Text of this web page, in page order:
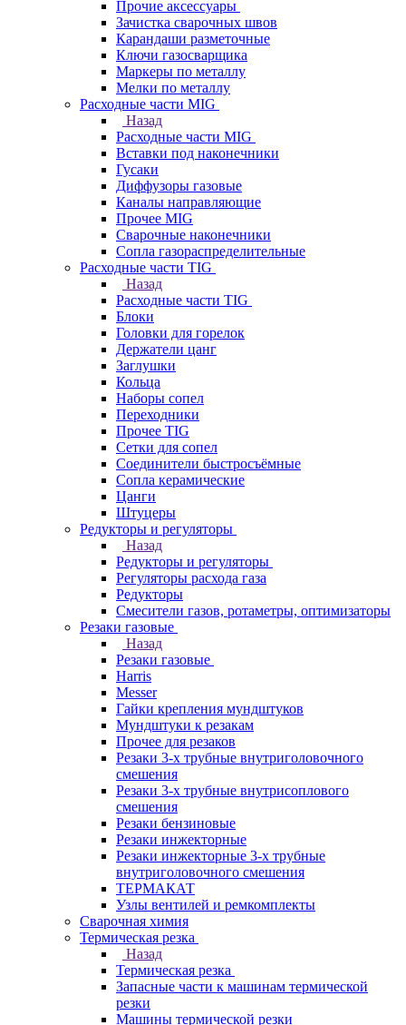
Прочие аксессуары
Зачистка сварочных швов
Карандаши разметочные
Ключи газосварщика
Маркеры по металлу
Мелки по металлу
Расходные части MIG
Назад
Расходные части MIG
Вставки под наконечники
Гусаки
Диффузоры газовые
Каналы направляющие
Прочее MIG
Сварочные наконечники
Сопла газораспределительные
Расходные части TIG
Назад
Расходные части TIG
Блоки
Головки для горелок
Держатели цанг
Заглушки
Кольца
Наборы сопел
Переходники
Прочее TIG
Сетки для сопел
Соединители быстросъёмные
Сопла керамические
Цанги
Штуцеры
Редукторы и регуляторы
Назад
Редукторы и регуляторы
Регуляторы расхода газа
Редукторы
Смесители газов, ротаметры, оптимизаторы
Резаки газовые
Назад
Резаки газовые
Harris
Messer
Гайки крепления мундштуков
Мундштуки к резакам
Прочее для резаков
Резаки 3-х трубные внутриголовочного
смешения
Резаки 3-х трубные внутрисоплового
смешения
Резаки бензиновые
Резаки инжекторные
Резаки инжекторные 3-х трубные
внутриголовочного смешения
ТЕРМАКАТ
Узлы вентилей и ремкомплекты
Сварочная химия
Термическая резка
Назад
Термическая резка
Запасные части к машинам термической
резки
Машины термической резки